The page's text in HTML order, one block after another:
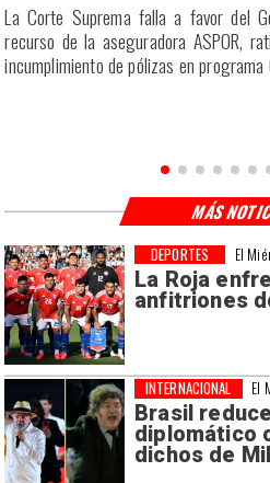
La Corte Suprema falla a favor del
recurso de la aseguradora ASPOR,
incumplimiento de pólizas en programa
El
La Roja
anfitriones
DEPORTES
El
Brasil
diplomático
dichos de
INTERNACIONAL
MÁS